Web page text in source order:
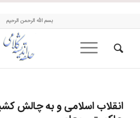
حلقه اندیشه کلامی
بسم الله الرحمن الرحیم
انقلاب اسلامی و به چالش